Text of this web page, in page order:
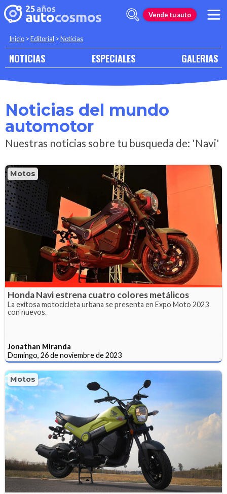
Vende tu auto
Inicio >Editorial >Noticias
NOTICIAS ESPECIALES GALERIAS
Noticias del mundo
automotor
Nuestras noticias sobre tu busqueda de: 'Navi'
Motos
Honda Navi estrena cuatro colores metálicos
La exitosa motocicleta urbana se presenta en Expo Moto 2023
con nuevos.
Jonathan Miranda
Domingo, 26 de noviembre de 2023
Motos